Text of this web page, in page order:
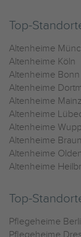
Top-
Altenheime
Altenheime Köln
Altenheime Bonn
Altenheime
Altenheime Mainz
Altenheime
Altenheime
Altenheime
Altenheime
Altenheime
Top-
Pflegeheime